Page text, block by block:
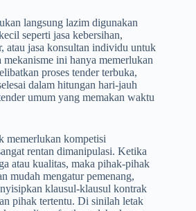
langsung lazim digunakan
seperti jasa kebersihan,
atau jasa konsultan individu untuk
ini hanya memerlukan
proses tender terbuka,
dalam hitungan hari-jauh
umum yang memakan waktu
memerlukan kompetisi
rentan dimanipulasi. Ketika
atau kualitas, maka pihak-pihak
mudah mengatur pemenang,
klausul-klausul kontrak
pihak tertentu. Di sinilah letak